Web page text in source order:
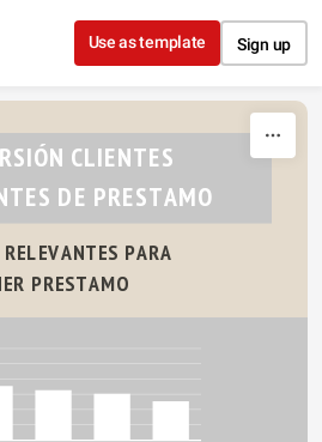
Skip to content
Use as template Sign up
CLIENTES
DE PRESTAMO
PARA
PRESTAMO